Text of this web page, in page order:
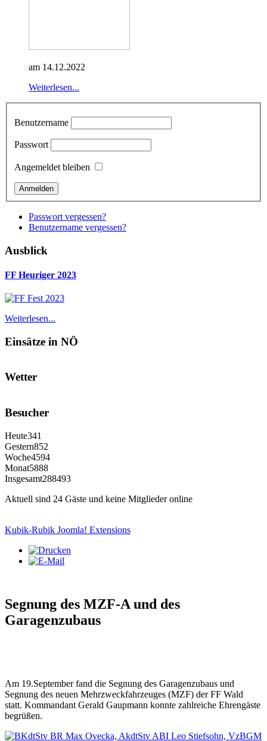
am 14.12.2022
Weiterlesen...
Benutzername
Passwort
Angemeldet bleiben
Passwort vergessen?
Benutzername vergessen?
Ausblick
FF Heuriger 2023
Weiterlesen...
Einsätze in NÖ
Wetter
Besucher
Heute341
Gestern852
Woche4594
Monat5888
Insgesamt288493
Aktuell sind 24 Gäste und keine Mitglieder online
Kubik-Rubik Joomla! Extensions
Segnung des MZF-A und des
Garagenzubaus
Am 19.September fand die Segnung des Garagenzubaus und
Segnung des neuen Mehrzweckfahrzeuges (MZF) der FF Wald
statt. Kommandant Gerald Gaupmann konnte zahlreiche Ehrengäste
begrüßen.